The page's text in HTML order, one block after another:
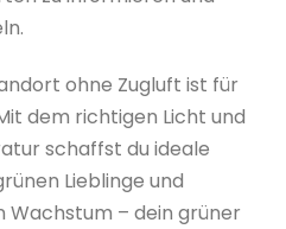
ohne Zugluft ist für
dem richtigen Licht und
schaffst du ideale
Lieblinge und
Wachstum – dein grüner